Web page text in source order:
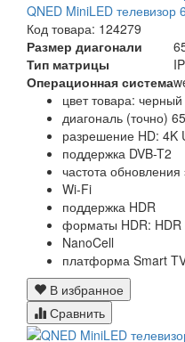
QNED MiniLED телевизор
Код товара: 124279
Размер диагонали
Тип матрицы
Операционная система
цвет товара: черный
диагональ (точно)
разрешение HD: 4K
поддержка DVB-T2
частота
Wi-Fi
поддержка HDR
форматы HDR: HDR
NanoCell
платформа Smart
В избранное
Сравнить